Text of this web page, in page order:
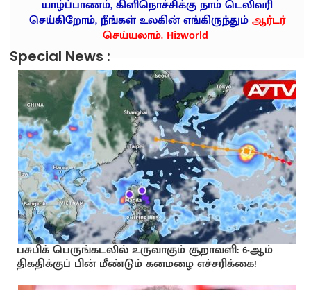
யாழ்ப்பாணம், கிளிநொச்சிக்கு நாம் டெலிவரி
செய்கிறோம், நீங்கள் உலகின் எங்கிருந்தும்ஆர்டர்
செய்யலாம். Hi2world
Special News :
பசுபிக் பெருங்கடலில் உருவாகும் சூறாவளி: 6-ஆம்
திகதிக்குப் பின் மீண்டும் கனமழை எச்சரிக்கை!